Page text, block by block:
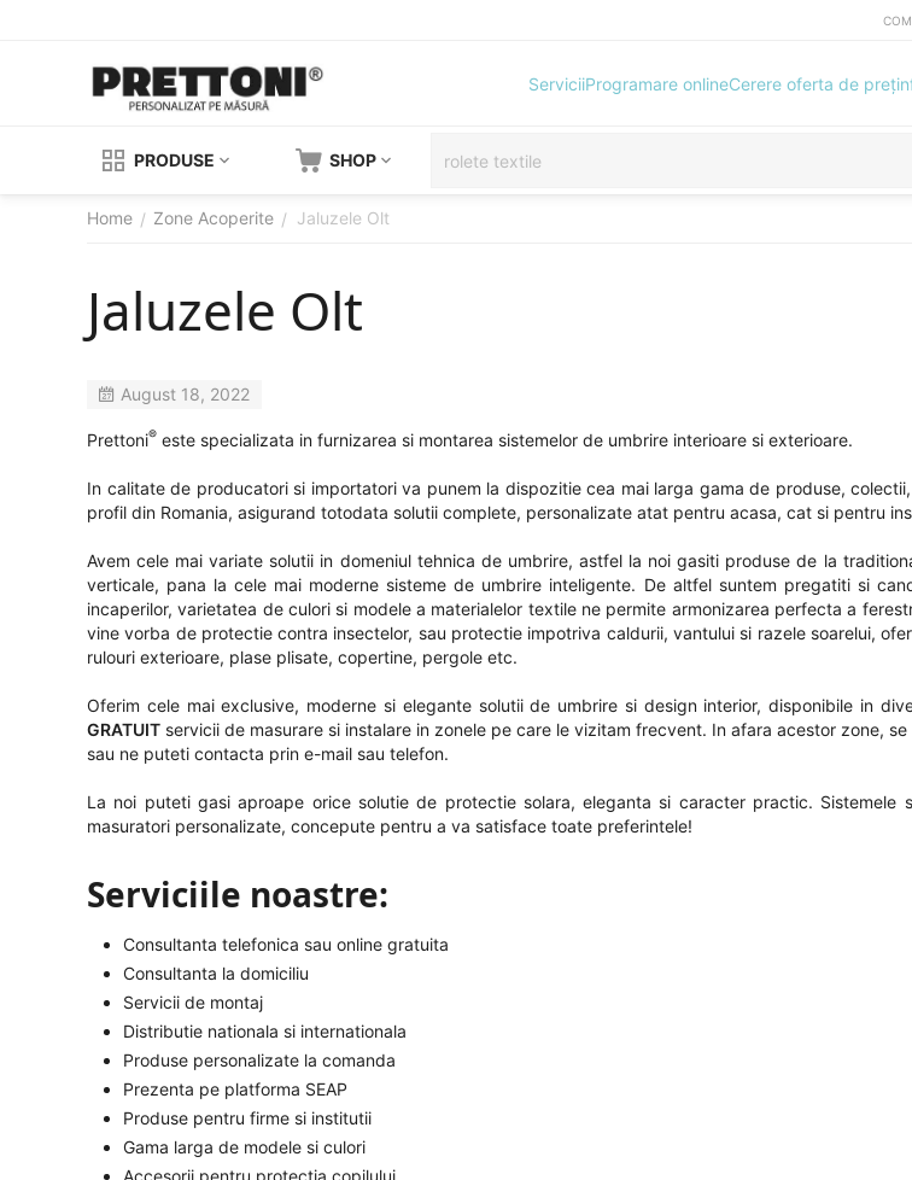
ServiciiProgramare onlineCerere oferta de preț
PRODUSE SHOP
Home / Zone Acoperite / Jaluzele Olt
Jaluzele Olt
August 18, 2022
Prettoni® este specializata in furnizarea si montarea sistemelor de umbrire interioare si exterioare.
In calitate de producatori si importatori va punem la dispozitie cea mai larga gama de produse,
profil din Romania, asigurand totodata solutii complete, personalizate atat pentru acasa, cat si pentru
Avem cele mai variate solutii in domeniul tehnica de umbrire, astfel la noi gasiti produse de la
verticale, pana la cele mai moderne sisteme de umbrire inteligente. De altfel suntem pregatiti si
incaperilor, varietatea de culori si modele a materialelor textile ne permite armonizarea perfecta a
vine vorba de protectie contra insectelor, sau protectie impotriva caldurii, vantului si razele soarelui,
rulouri exterioare, plase plisate, copertine, pergole etc.
Oferim cele mai exclusive, moderne si elegante solutii de umbrire si design interior, disponibile in
GRATUIT servicii de masurare si instalare in zonele pe care le vizitam frecvent. In afara acestor zone,
sau ne puteti contacta prin e-mail sau telefon.
La noi puteti gasi aproape orice solutie de protectie solara, eleganta si caracter practic. Sistemele
masuratori personalizate, concepute pentru a va satisface toate preferintele!
Serviciile noastre:
Consultanta telefonica sau online gratuita
Consultanta la domiciliu
Servicii de montaj
Distributie nationala si internationala
Produse personalizate la comanda
Prezenta pe platforma SEAP
Produse pentru firme si institutii
Gama larga de modele si culori
Accesorii pentru protectia copilului